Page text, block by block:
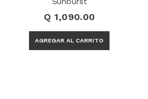
Q 1,090.00